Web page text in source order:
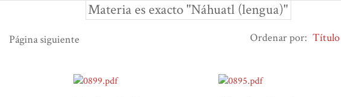
Materia es exacto "Náhuatl (lengua)"
Página siguiente Ordenar por: Título